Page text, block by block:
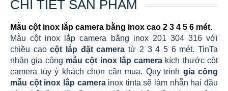
CHI TIẾT SẢN PHẨM
Mẫu cột inox lắp camera bằng inox cao 2 3 4 5 6 mét.
Mẫu cột inox lắp camera bằng inox 201 304 316 với
chiều caocột lắp đặt camera từ 2 3 4 5 6 mét. TinTa
nhận gia công mẫu cột inox lắp camera kích thước cột
camera tùy ý khách chọn cần mua. Quy trình gia công
mẫu cột inox lắp camerainox tinta sẽ làm nhẵn hai đầu